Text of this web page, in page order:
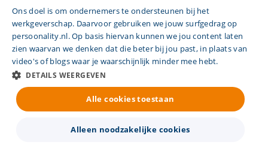
Algemene voorwaarden
Cao
Ons doel is om ondernemers te ondersteunen bij het
werkgeverschap. Daarvoor gebruiken we jouw surfgedrag op
persoonality.nl. Op basis hiervan kunnen we jou content laten
zien waarvan we denken dat die beter bij jou past, in plaats van
video's of blogs waar je waarschijnlijk minder mee hebt.
DETAILS WEERGEVEN
Alle cookies toestaan
Alleen noodzakelijke cookies